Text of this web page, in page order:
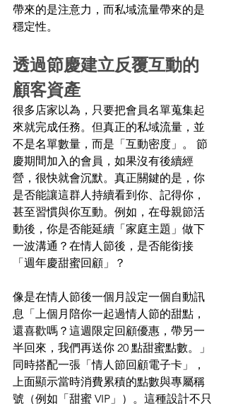
帶來的是注意力，而私域流量帶來的是
穩定性。
透過節慶建立反覆互動的
顧客資產
很多店家以為，只要把會員名單蒐集起
來就完成任務。但真正的私域流量，並
不是名單數量，而是「互動密度」。 節
慶期間加入的會員，如果沒有後續經
營，很快就會沉默。真正關鍵的是，你
是否能讓這群人持續看到你、記得你，
甚至習慣與你互動。例如，在母親節活
動後，你是否能延續「家庭主題」做下
一波溝通？在情人節後，是否能銜接
「週年慶甜蜜回顧」？
像是在情人節後一個月設定一個自動訊
息「上個月陪你一起過情人節的甜點，
還喜歡嗎？這週限定回顧優惠，帶另一
半回來，我們再送你 20 點甜蜜點數。」
同時搭配一張「情人節回顧電子卡」，
上面顯示當時消費累積的點數與專屬稱
號（例如「甜蜜 VIP」）。這種設計不只